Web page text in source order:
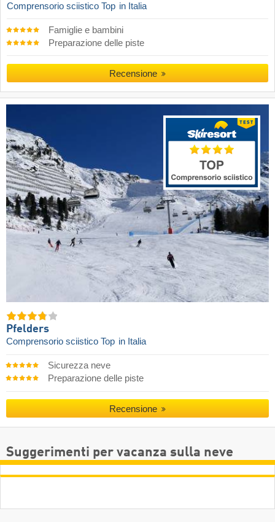
Comprensorio sciistico Top in Italia
Famiglie e bambini
Preparazione delle piste
Recensione
Pfelders
Comprensorio sciistico Top in Italia
Sicurezza neve
Preparazione delle piste
Recensione
Suggerimenti per vacanza sulla neve